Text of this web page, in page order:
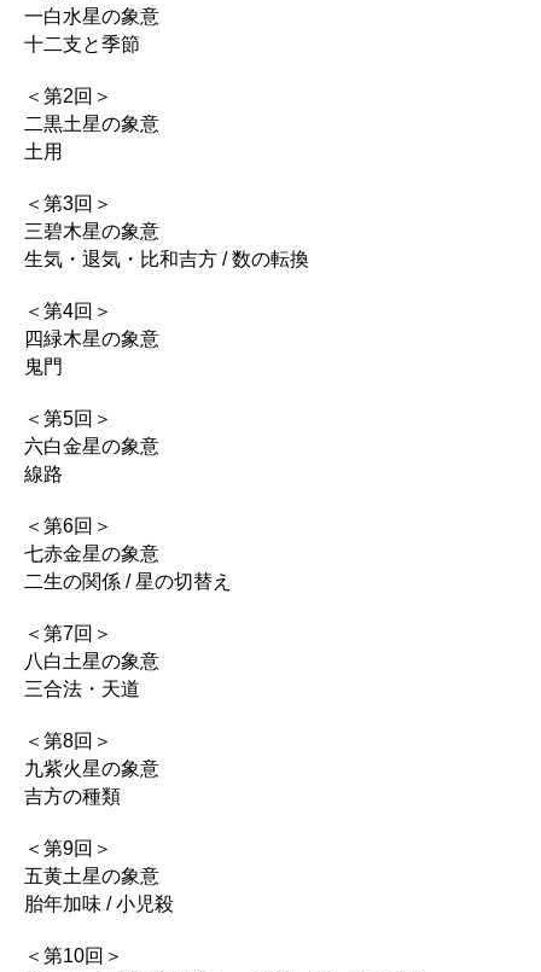
一白水星の象意
十二支と季節
＜第2回＞
二黒土星の象意
土用
＜第3回＞
三碧木星の象意
生気・退気・比和吉方 / 数の転換
＜第4回＞
四緑木星の象意
鬼門
＜第5回＞
六白金星の象意
線路
＜第6回＞
七赤金星の象意
二生の関係 / 星の切替え
＜第7回＞
八白土星の象意
三合法・天道
＜第8回＞
九紫火星の象意
吉方の種類
＜第9回＞
五黄土星の象意
胎年加味 / 小児殺
＜第10回＞